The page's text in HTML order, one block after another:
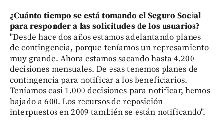
¿Cuánto tiempo se está tomando el Seguro Social
para responder a las solicitudes de los usuarios?
"Desde hace dos años estamos adelantando planes
de contingencia, porque teníamos un represamiento
muy grande. Ahora estamos sacando hasta 4.200
decisiones mensuales. De esas tenemos planes de
contingencia para notificar a los beneficiarios.
Teníamos casi 1.000 decisiones para notificar, hemos
bajado a 600. Los recursos de reposición
interpuestos en 2009 también se están notificando".